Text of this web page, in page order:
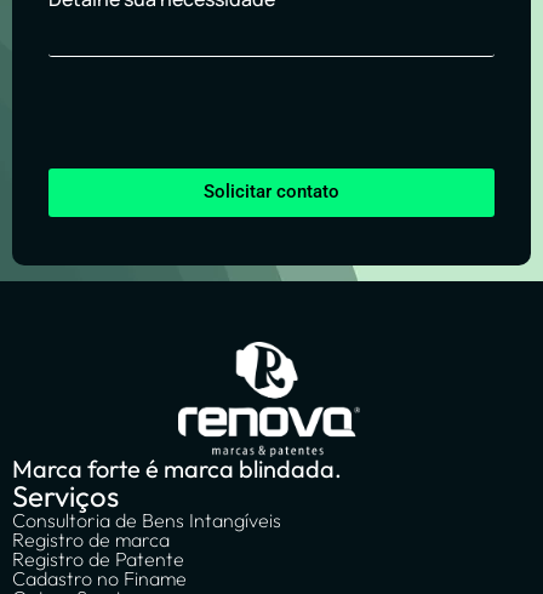
Solicitar contato
Marca forte é marca blindada.
Serviços
Consultoria de Bens Intangíveis
Registro de marca
Registro de Patente
Cadastro no Finame